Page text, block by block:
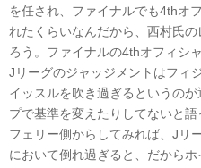
を任され、ファイナルでも4thオ
れたくらいなんだから、西村氏
ろう。ファイナルの4thオフィシ
Jリーグのジャッジメントはフィ
イッスルを吹き過ぎるというの
プで基準を変えたりしてないと
フェリー側からしてみれば、Jリ
において倒れ過ぎると、だから